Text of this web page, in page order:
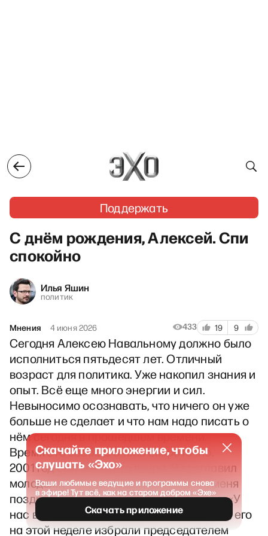
Поддержать
С днём рождения, Алексей. Спи
спокойно
Илья Яшин
политик
Мнения 4 июня 2026 433 19 9
Сегодня Алексею Навальному должно было
исполниться пятьдесят лет. Отличный
возраст для политика. Уже накопил знания и
опыт. Всё еще много энергии и сил.
Невыносимо осознавать, что ничего он уже
больше не сделает и что нам надо писать о
нём сегодня в прошедшем времени.
Время это вообще очень скоротечно.
2001 год был как будто вчера. Я возглавил
молодежную организацию «Яблока», меня
поздравил депутат Митрохин и сказал: «У
нас в партии толковый парень появился, его
на этой неделе избрали председателем
Скачайте приложение, чтобы
слушать «Эхо»
Ваши любимые ведущие и программы снова
в эфире! Тут всё, как на старом добром «Эхе»
Скачать приложение